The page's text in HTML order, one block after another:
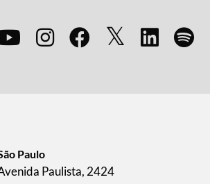
Paulo
Paulista, 2424